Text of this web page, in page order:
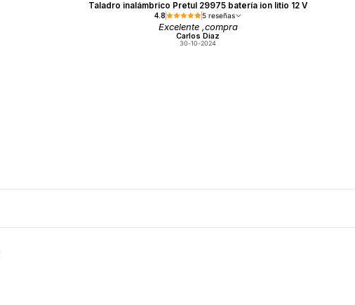
Taladro inalámbrico Pretul 29975 batería ion litio 12 V
4.8 5 reseñas
Excelente ,compra
Carlos Diaz
30-10-2024